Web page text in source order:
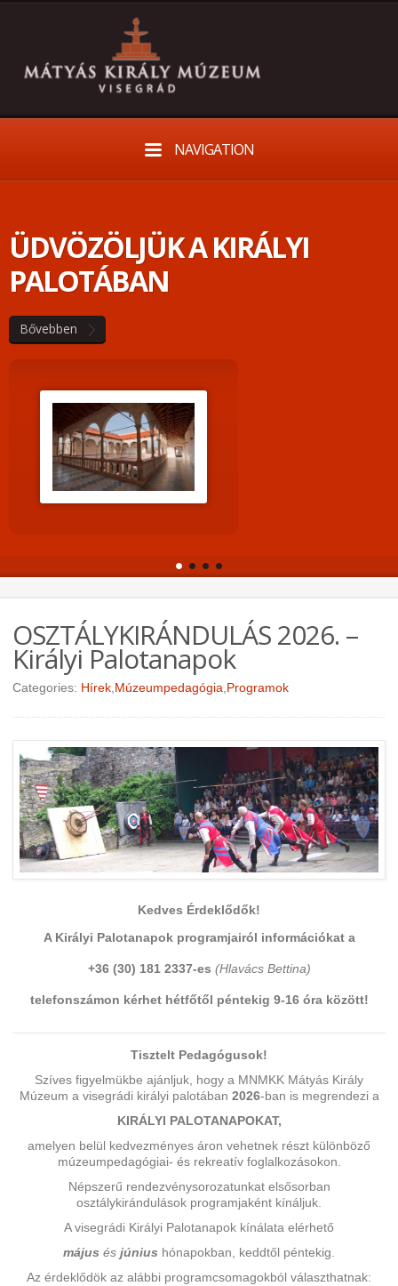
NAVIGATION
ÜDVÖZÖLJÜK A KIRÁLYI
PALOTÁBAN
Bővebben
OSZTÁLYKIRÁNDULÁS 2026. –
Királyi Palotanapok
Categories: Hírek Múzeumpedagógia Programok
Kedves Érdeklődők!
A Királyi Palotanapok programjairól információkat a
+36 (30) 181 2337-es (Hlavács Bettina)
telefonszámon kérhet hétfőtől péntekig 9-16 óra között!
Tisztelt Pedagógusok!
Szíves figyelmükbe ajánljuk, hogy a MNMKK Mátyás Király
Múzeum a visegrádi királyi palotában 2026-ban is megrendezi a
KIRÁLYI PALOTANAPOKAT,
amelyen belül kedvezményes áron vehetnek részt különböző
múzeumpedagógiai- és rekreatív foglalkozásokon.
Népszerű rendezvénysorozatunkat elsősorban
osztálykirándulások programjaként kínáljuk.
A visegrádi Királyi Palotanapok kínálata elérhető
május és június hónapokban, keddtől péntekig.
Az érdeklődök az alábbi programcsomagokból választhatnak: